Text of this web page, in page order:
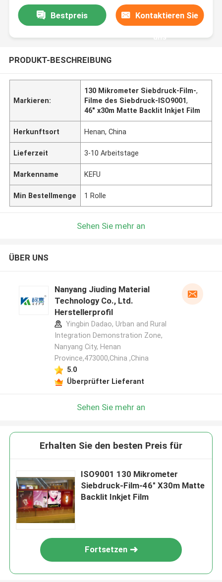
Bestpreis Kontaktieren Sie
uns
PRODUKT-BESCHREIBUNG
Markieren:
130 Mikrometer Siebdruck-Film-,
Filme des Siebdruck-ISO9001,
46" x30m Matte Backlit Inkjet Film
Herkunftsort Henan, China
Lieferzeit 3-10 Arbeitstage
Markenname KEFU
Min Bestellmenge 1 Rolle
Sehen Sie mehr an
ÜBER UNS
Nanyang Jiuding Material
Technology Co., Ltd.
Herstellerprofil
Yingbin Dadao, Urban and Rural
Integration Demonstration Zone,
Nanyang City, Henan
Province,473000,China ,China
5.0
Überprüfter Lieferant
Sehen Sie mehr an
Erhalten Sie den besten Preis für
ISO9001 130 Mikrometer
Siebdruck-Film-46" X30m Matte
Backlit Inkjet Film
Fortsetzen